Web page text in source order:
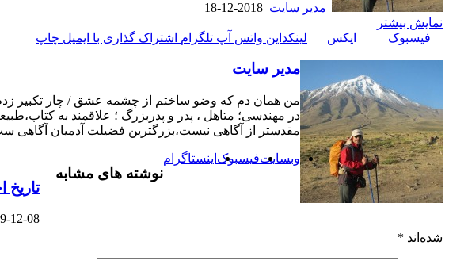
مدیر سایت 2018-12-18
نمایش بیشتر
فیسبوک
ایکس لینکداین واتس آپ تلگرام اشتراک گذاری با ایمیل چاپ
مدیر سایت
من همان دم که وضو ساختم از چشمه عشق / چار تکبیر
در مهندسی؛ متاهل ، پدر و پدربزرگ ؛ علاقمند به
مقدستر از آگاهی نیست،بزرگترین فضیلت آدمیان آگاهی
وبسایتفیسبوک اینستاگرام
نوشته های مشابه
تاریخ
12-08
شده‌اند *